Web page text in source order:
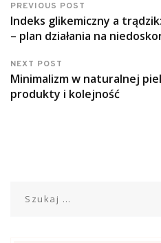
PREVIOUS POST
Indeks glikemiczny a
– plan działania na
NEXT POST
Minimalizm w naturalnej
produkty i kolejność